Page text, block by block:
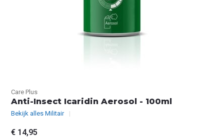
Care Plus
Anti-Insect Icaridin Aerosol - 100ml
Bekijk alles Militair
€ 14,95